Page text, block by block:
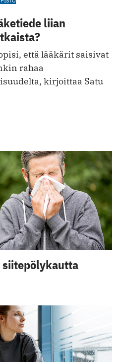
liian
että lääkärit saisivat
rahaa
kirjoittaa Satu
siitepölykautta